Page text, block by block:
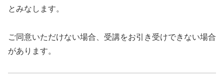
とみなします。
ご同意いただけない場合、受講をお引き受けできない場合
があります。